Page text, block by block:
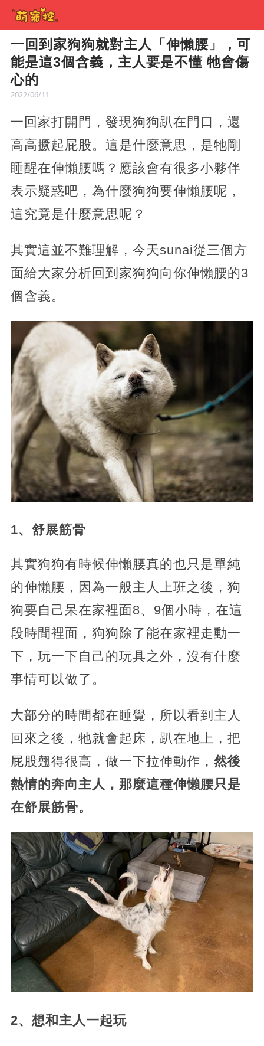
一回到家狗狗就對主人「伸懶腰」，可
能是這3個含義，主人要是不懂 牠會傷
心的
2022/06/11
一回家打開門，發現狗狗趴在門口，還
高高撅起屁股。這是什麼意思，是牠剛
睡醒在伸懶腰嗎？應該會有很多小夥伴
表示疑惑吧，為什麼狗狗要伸懶腰呢，
這究竟是什麼意思呢？
其實這並不難理解，今天sunai從三個方
面給大家分析回到家狗狗向你伸懶腰的3
個含義。
1、舒展筋骨
其實狗狗有時候伸懶腰真的也只是單純
的伸懶腰，因為一般主人上班之後，狗
狗要自己呆在家裡面8、9個小時，在這
段時間裡面，狗狗除了能在家裡走動一
下，玩一下自己的玩具之外，沒有什麼
事情可以做了。
大部分的時間都在睡覺，所以看到主人
回來之後，牠就會起床，趴在地上，把
屁股翹得很高，做一下拉伸動作， 然後
熱情的奔向主人，那麼這種伸懶腰只是
在舒展筋骨。
2、想和主人一起玩